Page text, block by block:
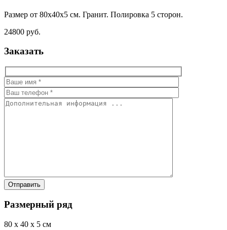
Размер от 80х40х5 см. Гранит. Полировка 5 сторон.
24800 руб.
Заказать
Размерный ряд
80 x 40 x 5 см